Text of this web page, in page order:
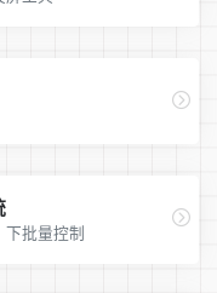
批量控制